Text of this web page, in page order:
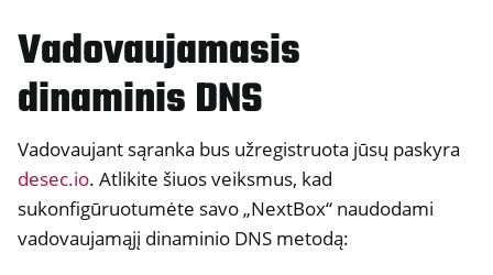
navigation of Nuotolinės prieigos valdymas
Vadovaujamasis
dinaminis DNS
Vadovaujant sąranka bus užregistruota jūsų paskyra
desec.io. Atlikite šiuos veiksmus, kad
sukonfigūruotumėte savo „NextBox“ naudodami
vadovaujamąjį dinaminio DNS metodą: